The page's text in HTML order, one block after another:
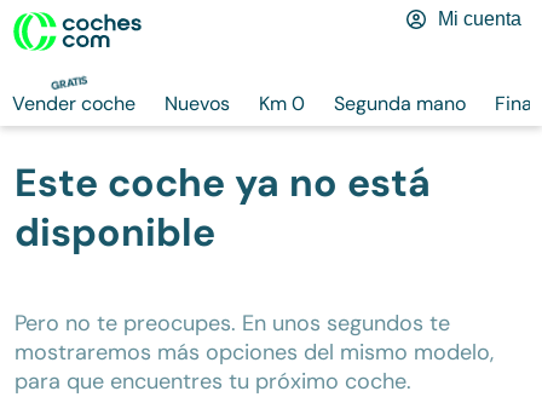
GRATIS
Vender coche Nuevos Km 0 Segunda mano
Mi cuenta
Este coche ya no está
disponible
Pero no te preocupes. En unos segundos te
mostraremos más opciones del mismo modelo,
para que encuentres tu próximo coche.